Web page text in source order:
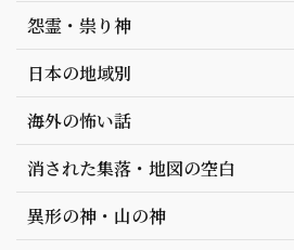
怨霊・祟り神
日本の地域別
海外の怖い話
消された集落・地図の空白
異形の神・山の神